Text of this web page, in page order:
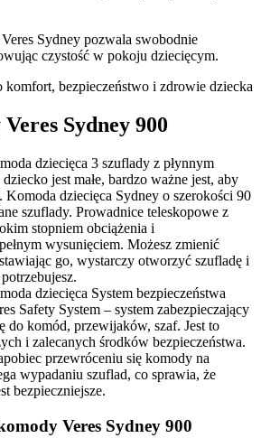
Sydney pozwala swobodnie
czystość w pokoju dziecięcym.
komfort, bezpieczeństwo i zdrowie dziecka
Sydney 900
3 szuflady z płynnym
jest małe, bardzo ważne jest, aby
Komoda dziecięca Sydney o szerokości 90
szuflady. Prowadnice teleskopowe z
stopniem obciążenia i
wysunięciem. Możesz zmienić
go, wystarczy otworzyć szufladę i
System bezpieczeństwa
Safety System – system zabezpieczający
do komód, przewijaków, szaf. Jest to
i zalecanych środków bezpieczeństwa.
przewróceniu się komody na
wypadaniu szuflad, co sprawia, że
bezpieczniejsze.
Veres Sydney 900